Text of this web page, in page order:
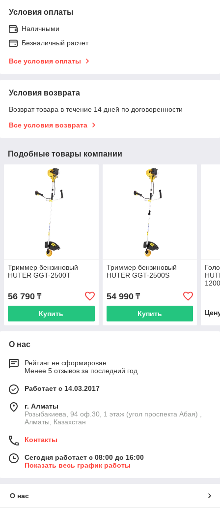
Условия оплаты
Наличными
Безналичный расчет
Все условия оплаты
Условия возврата
Возврат товара в течение 14 дней по договоренности
Все условия возврата
Подобные товары компании
Триммер бензиновый
HUTER GGT-2500T
56 790 ₸
Купить
Триммер бензиновый
HUTER GGT-2500S
54 990₸
Купить
О нас
Рейтинг не сформирован
Менее 5 отзывов за последний год
Работает с 14.03.2017
г. Алматы
Розыбакиева, 94 оф.30, 1 этаж (угол проспекта Абая) ,
Алматы, Казахстан
Контакты
Сегодня работает с 08:00 до 16:00
Показать весь график работы
О нас